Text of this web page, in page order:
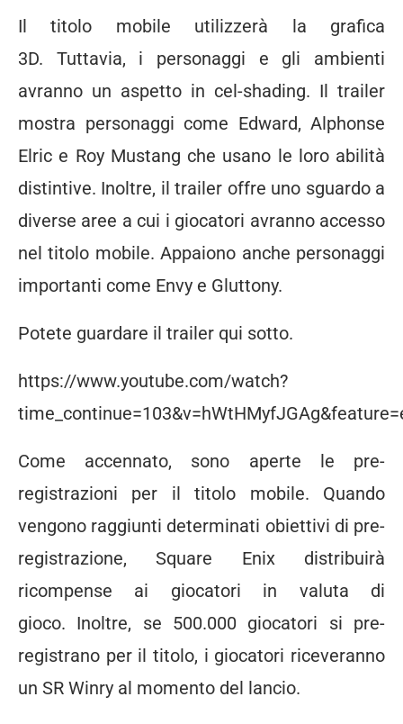
Il titolo mobile utilizzerà la grafica
3D. Tuttavia, i personaggi e gli ambienti
avranno un aspetto in cel-shading. Il trailer
mostra personaggi come Edward, Alphonse
Elric e Roy Mustang che usano le loro abilità
distintive. Inoltre, il trailer offre uno sguardo a
diverse aree a cui i giocatori avranno accesso
nel titolo mobile. Appaiono anche personaggi
importanti come Envy e Gluttony.
Potete guardare il trailer qui sotto.
https://www.youtube.com/watch?
Come accennato, sono aperte le pre-
registrazioni per il titolo mobile. Quando
vengono raggiunti determinati obiettivi di pre-
registrazione, Square Enix distribuirà
ricompense ai giocatori in valuta di
gioco. Inoltre, se 500.000 giocatori si pre-
registrano per il titolo, i giocatori riceveranno
un SR Winry al momento del lancio.